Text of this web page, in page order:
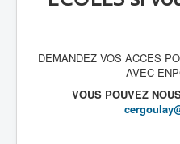
DEMANDEZ VOS ACCÈS
AVEC
VOUS POUVEZ